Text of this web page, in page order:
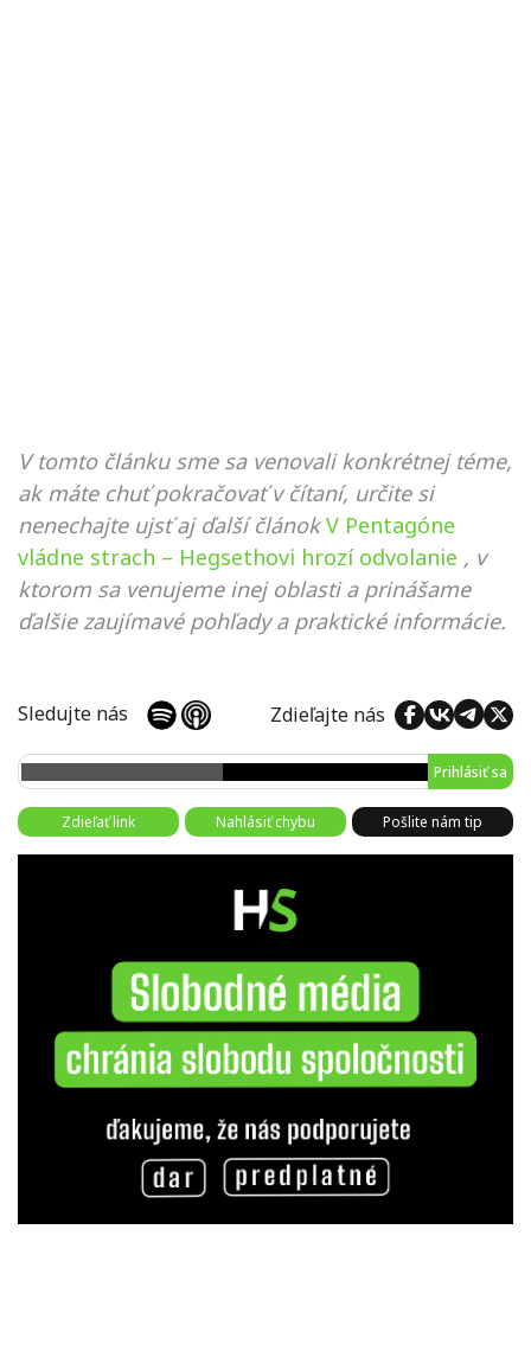
V tomto článku sme sa venovali konkrétnej téme,
ak máte chuť pokračovať v čítaní, určite si
nenechajte ujsť aj ďalší článok V Pentagóne
vládne strach – Hegsethovi hrozí odvolanie , v
ktorom sa venujeme inej oblasti a prinášame
ďalšie zaujímavé pohľady a praktické informácie.
Sledujte nás Zdieľajte nás
Prihlásiť sa
Zdieľať link Nahlásiť chybu Pošlite nám tip